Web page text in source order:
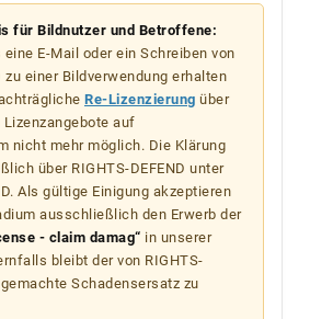
für Bildnutzer und Betroffene:
E-Mail oder ein Schreiben von
zu einer Bildverwendung erhalten
Re-Lizenzierung über
auf
nicht mehr möglich. Die Klärung
über RIGHTS-DEFEND unter
Als gültige Einigung akzeptieren
ausschließlich den Erwerb der
- claim damag“ in unserer
bleibt der von RIGHTS-
Schadensersatz zu